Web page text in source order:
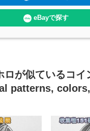
eBayで探す
ロが似ているコ
patterns,